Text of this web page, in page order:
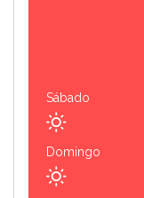
Sábado
Domingo